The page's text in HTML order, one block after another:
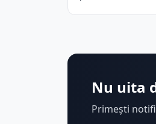
Nu uita
Primești